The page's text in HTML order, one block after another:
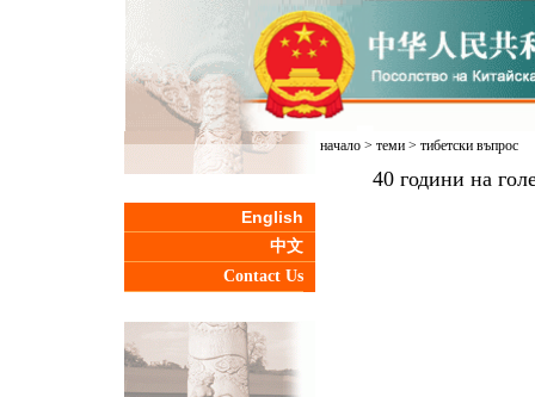
English
中文
Contact Us
начало> теми> тибетски въпрос
40 години на